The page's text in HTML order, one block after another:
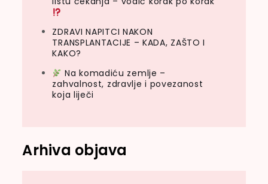
ZDRAVI NAPITCI NAKON
TRANSPLANTACIJE – KADA, ZAŠTO I
KAKO?
Na komadiću zemlje –
zahvalnost, zdravlje i povezanost
koja liječi
Arhiva objava